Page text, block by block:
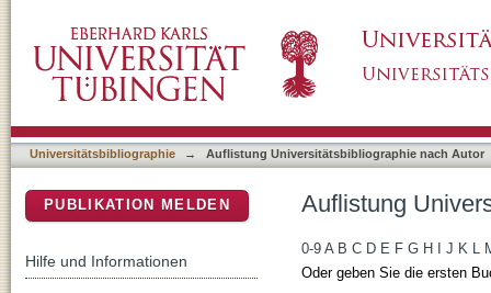
Universitätsbibliographie → Auflistung Universitätsbibliographie nach Autor
Auflistung
0-9 A B C D E F G H J K L
Oder geben Sie die ersten
PUBLIKATION MELDEN
Hilfe und Informationen